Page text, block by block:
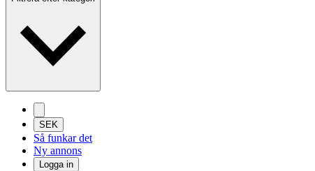
SEK
Så funkar det
Ny annons
Logga in